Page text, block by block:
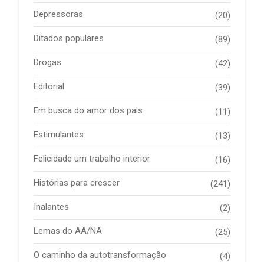
Depressoras (20)
Ditados populares (89)
Drogas (42)
Editorial (39)
Em busca do amor dos pais (11)
Estimulantes (13)
Felicidade um trabalho interior (16)
Histórias para crescer (241)
Inalantes (2)
Lemas do AA/NA (25)
O caminho da autotransformação (4)